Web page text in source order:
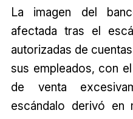
La imagen del
afectada tras el
autorizadas de
sus empleados, con
de venta
escándalo derivó en